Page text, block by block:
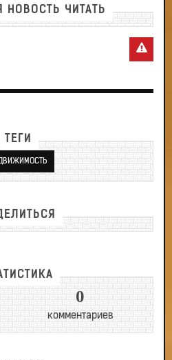
ЧИТАТЬ
ТЕГИ
0
комментариев